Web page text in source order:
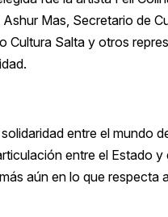
Mas, Secretario de
Cultura Salta y otros
entre el mundo
entre el Estado
aún en lo que respecta